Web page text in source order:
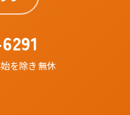
を除き無休